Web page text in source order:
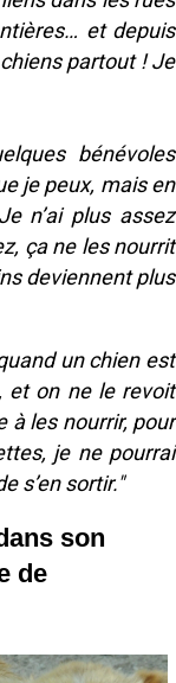
et depuis
partout ! Je
bénévoles
je peux, mais en
n’ai plus assez
ça ne les nourrit
deviennent plus
un chien est
et on ne le revoit
à les nourrir, pour
je ne pourrai
s’en sortir."
son
de